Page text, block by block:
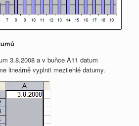
3.8.2008 a v buňce A11 datum
lineárně vyplnit mezilehlé datumy.